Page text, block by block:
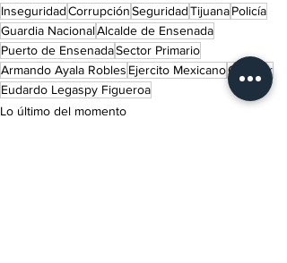
InseguridadCorrupciónSeguridadTijuanaPolicía
Guardia NacionalAlcalde de Ensenada
Puerto de EnsenadaSector Primario
Armando Ayala Robles Ejercito MexicanoCanacar
Eudardo Legaspy Figueroa
Lo último del momento